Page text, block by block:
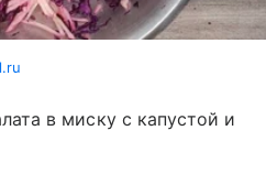
в миску с капустой и